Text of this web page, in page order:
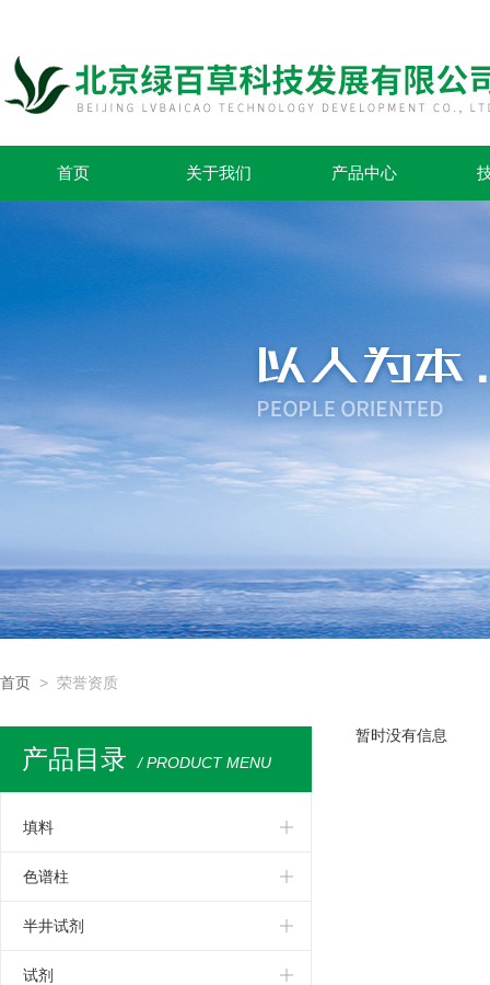
首页 关于我们 产品中心
首页 > 荣誉资质
产品目录 / PRODUCT MENU
填料
大孔树脂
凝胶过滤填料
高纯填料
色谱柱
固相萃取小柱
保护柱
半井试剂
培养基
试剂
暂时没有信息